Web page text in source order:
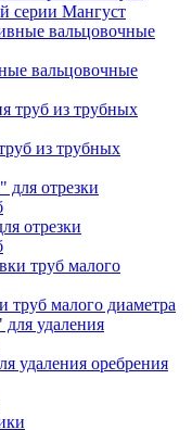
серии Мангуст
вальцовочные
из трубных
отрезки
труб малого диаметра
оребрения